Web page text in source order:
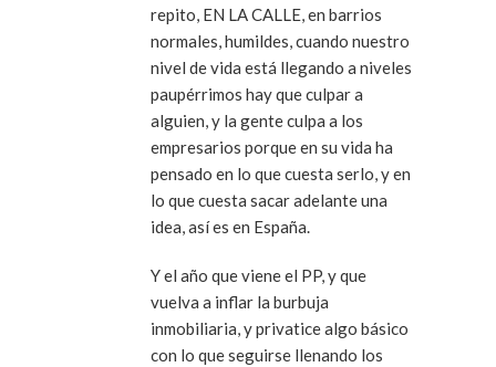
repito, EN LA CALLE, en barrios
normales, humildes, cuando nuestro
nivel de vida está llegando a niveles
paupérrimos hay que culpar a
alguien, y la gente culpa a los
empresarios porque en su vida ha
pensado en lo que cuesta serlo, y en
lo que cuesta sacar adelante una
idea, así es en España.
Y el año que viene el PP, y que
vuelva a inflar la burbuja
inmobiliaria, y privatice algo básico
con lo que seguirse llenando los